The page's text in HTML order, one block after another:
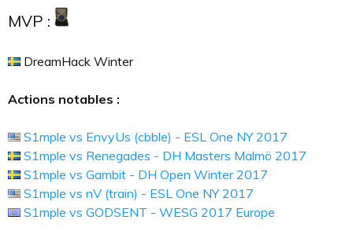
MVP :
DreamHack Winter
Actions notables :
S1mple vs EnvyUs (cbble) - ESL One NY 2017
S1mple vs Renegades - DH Masters Malmö 2017
S1mple vs Gambit - DH Open Winter 2017
S1mple vs nV (train) - ESL One NY 2017
S1mple vs GODSENT - WESG 2017 Europe